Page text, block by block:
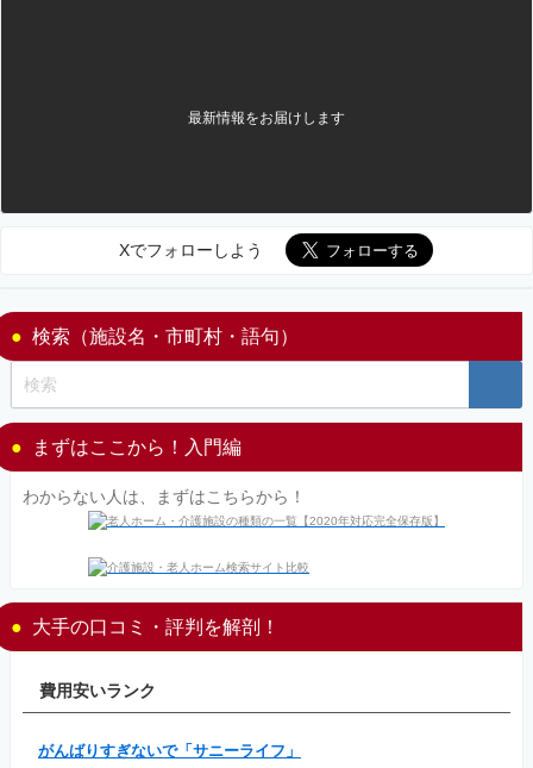
最新情報をお届けします
Xでフォローしよう
検索（施設名・市町村・語句）
まずはここから！入門編
わからない人は、まずはこちらから！
大手の口コミ・評判を解剖！
費用安いランク
がんばりすぎないで「サニーライフ」